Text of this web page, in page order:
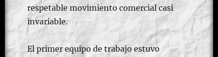
respetable movimiento comercial casi
invariable.
El primer equipo de trabajo estuvo